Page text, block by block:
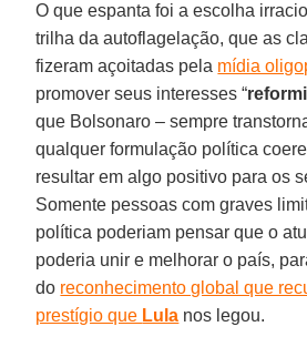
O que espanta foi a escolha
trilha da autoflagelação, que as
fizeram açoitadas pela mídia
promover seus interesses “
que Bolsonaro – sempre
qualquer formulação política
resultar em algo positivo para os
Somente pessoas com graves
política poderiam pensar que o
poderia unir e melhorar o país,
do reconhecimento global que
prestígio que Lula nos legou.